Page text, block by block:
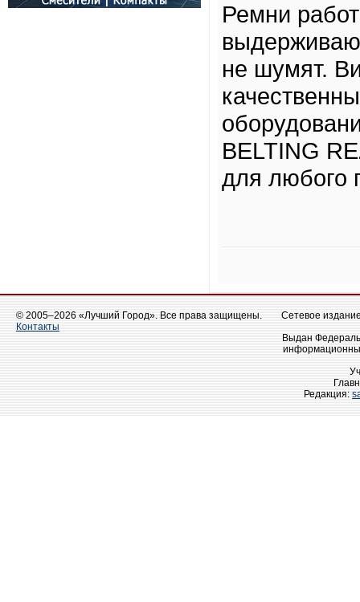
Ремни
не шумят.
BELTING
для любого
© 2005–2026 «Лучший Город». Все права защищены.
Контакты
Сетевое
Выдан
Редакция: